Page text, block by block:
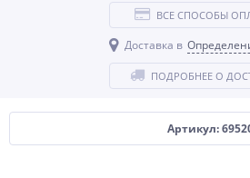
Артикул:
ВСЕ СПОСОБЫ
Доставка в
ПОДРОБНЕЕ О